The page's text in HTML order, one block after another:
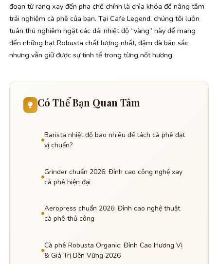
đoạn từ rang xay đến pha chế chính là chìa khóa để nâng tầm
trải nghiệm cà phê của bạn. Tại Cafe Legend, chúng tôi luôn
tuân thủ nghiêm ngặt các dải nhiệt độ “vàng” này để mang
đến những hạt Robusta chất lượng nhất, đậm đà bản sắc
nhưng vẫn giữ được sự tinh tế trong từng nốt hương.
Có Thể Bạn Quan Tâm
Barista nhiệt độ bao nhiêu để tách cà phê đạt
vị chuẩn?
Grinder chuẩn 2026: Đỉnh cao công nghệ xay
cà phê hiện đại
Aeropress chuẩn 2026: Đỉnh cao nghệ thuật
cà phê thủ công
Cà phê Robusta Organic: Đỉnh Cao Hương Vị
& Giá Trị Bền Vững 2026